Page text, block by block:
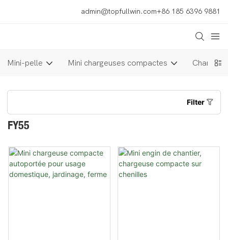
admin@topfullwin.com+86 185 6396 9881
Mini-pelle Mini chargeuses compactes Chariot
Filter
FY55